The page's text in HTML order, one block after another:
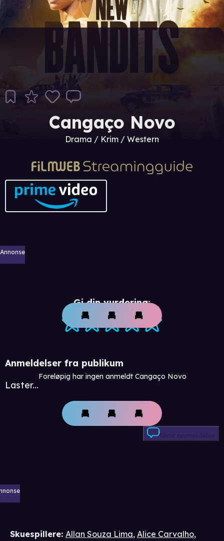
Cangaço Novo
Drama / Krim / Western
Annonse
Gi din vurdering:
Anmeldelser fra publikum
Laster...
Foreløpig har ingen anmeldt Cangaço Novo
Skriv anmeldelse
Skuespillere: Allan Souza Lima, Alice Carvalho,